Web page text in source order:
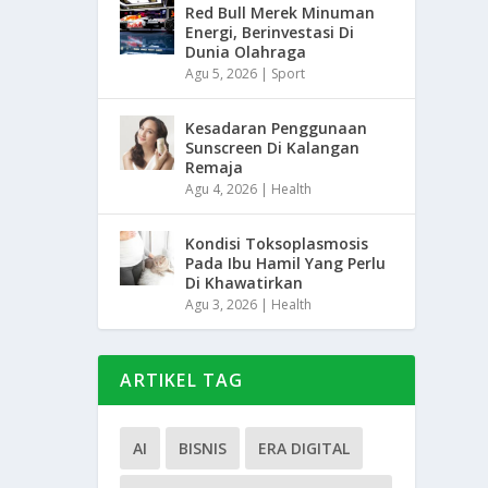
Red Bull Merek Minuman
Energi, Berinvestasi Di
Dunia Olahraga
Agu 5, 2026 | Sport
Kesadaran Penggunaan
Sunscreen Di Kalangan
Remaja
Agu 4, 2026 | Health
Kondisi Toksoplasmosis
Pada Ibu Hamil Yang Perlu
Di Khawatirkan
Agu 3, 2026 | Health
ARTIKEL TAG
AI BISNIS ERA DIGITAL